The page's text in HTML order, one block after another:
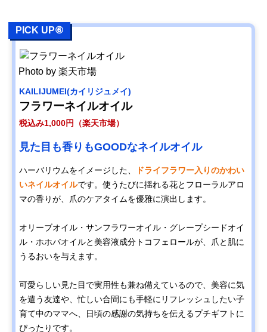
PICK UP⑥
Photo by 楽天市場
KAILIJUMEI(カイリジュメイ)
フラワーネイルオイル
税込み1,000円（楽天市場）
見た目も香りもGOODなネイルオイル
ハーバリウムをイメージした、
ドライフラワー入りのかわい
いネイルオイルです。使うたびに揺れる花とフローラルアロ
マの香りが、爪のケアタイムを優雅に演出します。
オリーブオイル・サンフラワーオイル・グレープシードオイ
ル・ホホバオイルと美容液成分トコフェロールが、爪と肌に
うるおいを与えます。
可愛らしい見た目で実用性も兼ね備えているので、美容に気
を遣う友達や、忙しい合間にも手軽にリフレッシュしたい子
育て中のママへ、日頃の感謝の気持ちを伝えるプチギフトに
ぴったりです。